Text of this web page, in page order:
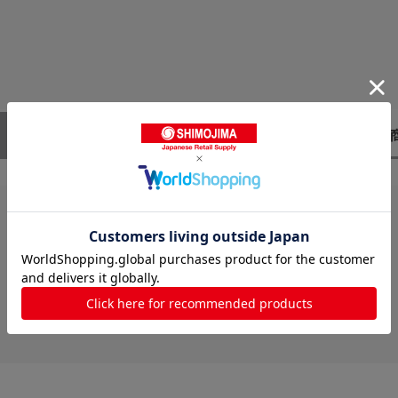
レビューはありません。